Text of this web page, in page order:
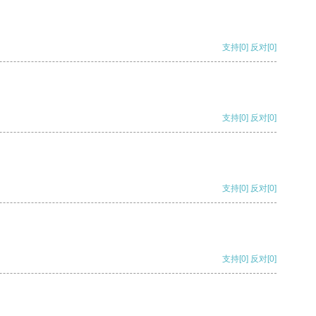
支持[0] 反对[0]
支持[0] 反对[0]
支持[0] 反对[0]
支持[0] 反对[0]